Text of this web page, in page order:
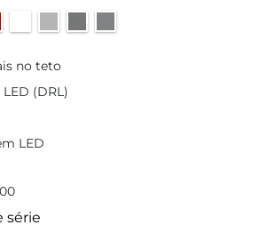
no teto
(DRL)
LED
série